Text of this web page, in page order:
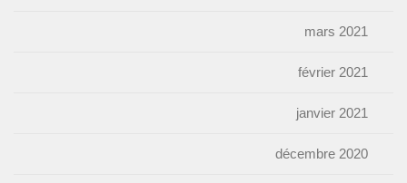
mars 2021
février 2021
janvier 2021
décembre 2020